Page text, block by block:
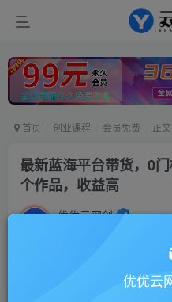
首页 创业课程 会员免费 正文
最新蓝海平台带货，0
个作品，收益高
优优云网创
优优云